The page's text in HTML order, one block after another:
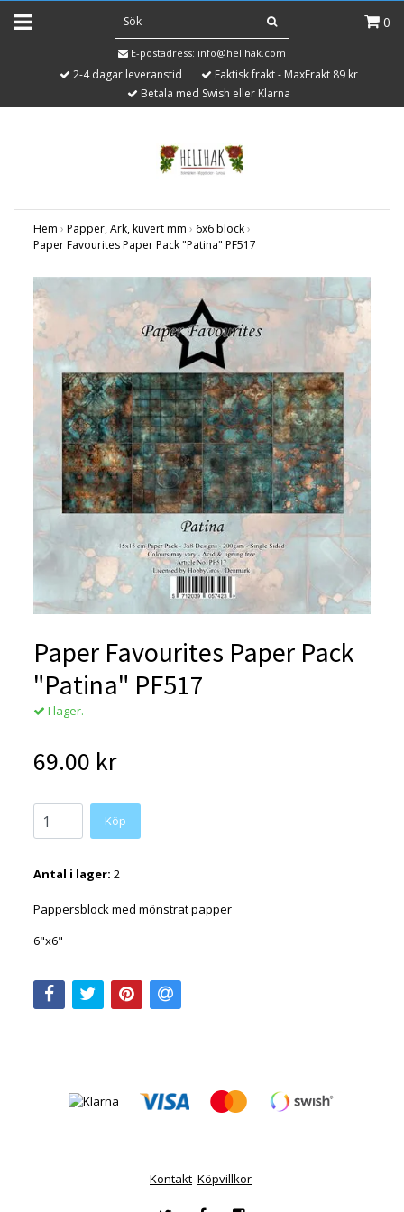
0
E-postadress: info@helihak.com
2-4 dagar leveranstid
Faktisk frakt - MaxFrakt 89 kr
Betala med Swish eller Klarna
Hem › Papper, Ark, kuvert mm › 6x6 block›
Paper Favourites Paper Pack "Patina" PF517
Paper Favourites Paper Pack
"Patina" PF517
I lager.
69.00 kr
Antal i lager: 2
Pappersblock med mönstrat papper
6"x6"
Kontakt Köpvillkor